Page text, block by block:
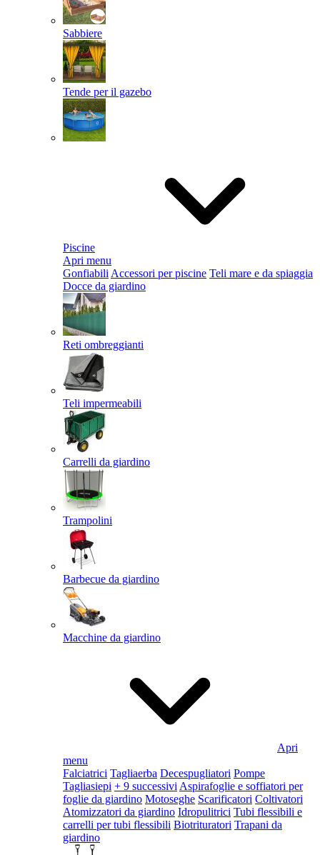
Sabbiere
Tende per il gazebo
Piscine
Apri menu
Gonfiabili Accessori per piscine Teli mare e da spiaggia
Docce da giardino
Reti ombreggianti
Teli impermeabili
Carrelli da giardino
Trampolini
Barbecue da giardino
Macchine da giardino
Apri
menu
Falciatrici Tagliaerba Decespugliatori Pompe
Tagliasiepi + 9 successivi Aspirafoglie e soffiatori per
foglie da giardino Motoseghe Scarificatori Coltivatori
Atomizzatori da giardino Idropulitrici Tubi flessibili e
carrelli per tubi flessibili Biotrituratori Trapani da
giardino